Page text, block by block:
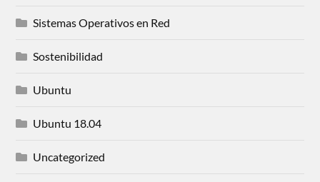
Sistemas Operativos en Red
Sostenibilidad
Ubuntu
Ubuntu 18.04
Uncategorized